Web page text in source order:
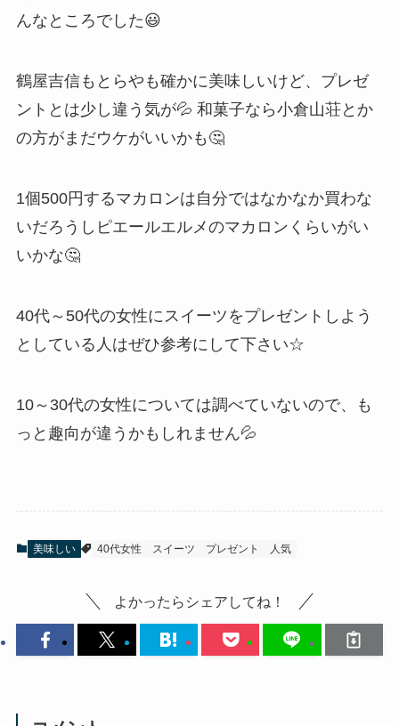
んなところでした😃
鶴屋吉信もとらやも確かに美味しいけど、プレゼ
ントとは少し違う気が💦 和菓子なら小倉山荘とか
の方がまだウケがいいかも🤔
1個500円するマカロンは自分ではなかなか買わな
いだろうしピエールエルメのマカロンくらいがい
いかな🤔
40代～50代の女性にスイーツをプレゼントしよう
としている人はぜひ参考にして下さい☆
10～30代の女性については調べていないので、も
っと趣向が違うかもしれません💦
美味しい 40代女性 スイーツ プレゼント 人気
よかったらシェアしてね！